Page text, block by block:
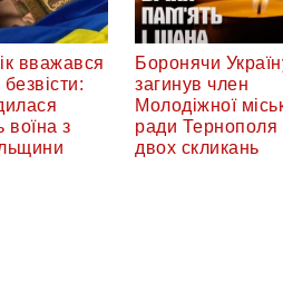
вважався
воїна з
Боронячи
загинув член
Молодіжної
ради Тернополя
двох скликань